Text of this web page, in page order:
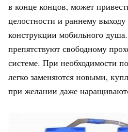
в конце концов, может
целостности и раннему выходу
конструкции мобильного
препятствуют свободному
системе. При необходимости
легко заменяются новыми,
при желании даже